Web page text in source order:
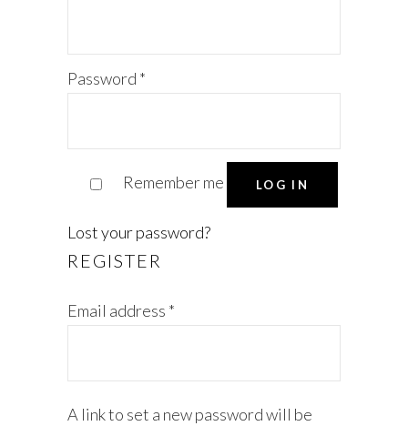
Password *
Remember me LOG IN
Lost your password?
REGISTER
Email address *
A link to set a new password will be